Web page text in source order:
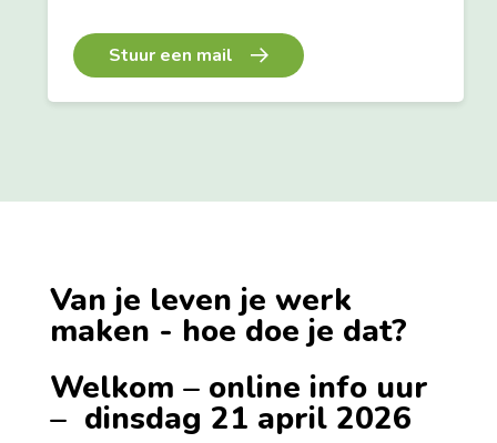
Stuur een mail
Van je leven je werk
maken - hoe doe je dat?
Welkom – online info uur
– dinsdag 21 april 2026